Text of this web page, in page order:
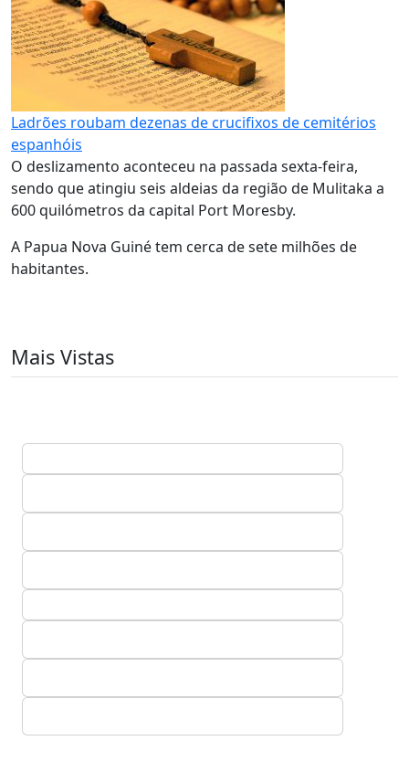
Ladrões roubam dezenas de crucifixos de cemitérios
espanhóis
O deslizamento aconteceu na passada sexta-feira,
sendo que atingiu seis aldeias da região de Mulitaka a
600 quilómetros da capital Port Moresby.
A Papua Nova Guiné tem cerca de sete milhões de
habitantes.
Mais Vistas